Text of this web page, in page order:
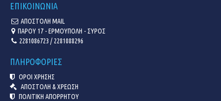
ΕΠΙΚΟΙΝΩΝΙΑ
ΑΠΟΣΤΟΛΗ MAIL
ΠΑΡΟΥ 17 - ΕΡΜΟΥΠΟΛΗ - ΣΥΡΟΣ
2281086723 / 2281088296
ΠΛΗΡΟΦΟΡΙΕΣ
ΟΡΟΙ ΧΡΗΣΗΣ
ΑΠΟΣΤΟΛΗ & ΧΡΕΩΣΗ
ΠΟΛΙΤΙΚΗ ΑΠΟΡΡΗΤΟΥ